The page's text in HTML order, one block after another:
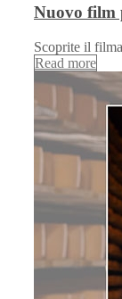
Nuovo film
Scoprite il
Read more